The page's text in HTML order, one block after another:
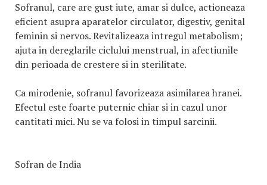
Sofranul, care are gust iute, amar si dulce, actioneaza
eficient asupra aparatelor circulator, digestiv, genital
feminin si nervos. Revitalizeaza intregul metabolism;
ajuta in dereglarile ciclului menstrual, in afectiunile
din perioada de crestere si in sterilitate.
Ca mirodenie, sofranul favorizeaza asimilarea hranei.
Efectul este foarte puternic chiar si in cazul unor
cantitati mici. Nu se va folosi in timpul sarcinii.
Sofran de India